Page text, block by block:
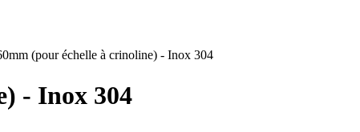
(pour échelle à crinoline) - Inox 304
- Inox 304